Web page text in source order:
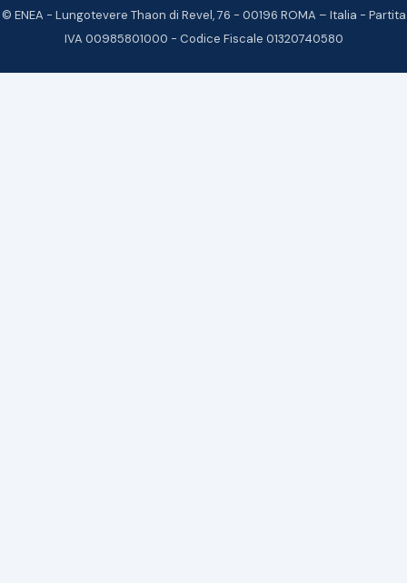
© ENEA - Lungotevere Thaon di Revel, 76 - 00196 ROMA – Italia - Partita
IVA 00985801000 - Codice Fiscale 01320740580